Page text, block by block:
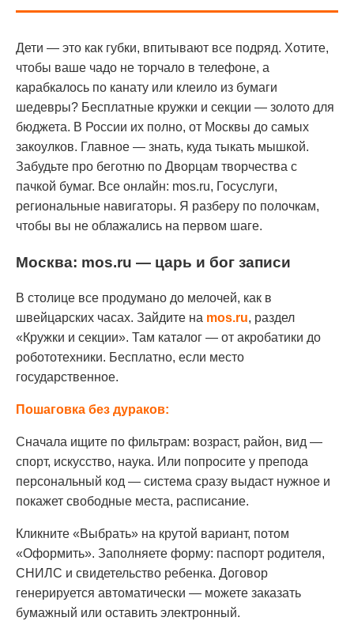
Дети — это как губки, впитывают все подряд. Хотите,
чтобы ваше чадо не торчало в телефоне, а
карабкалось по канату или клеило из бумаги
шедевры? Бесплатные кружки и секции — золото для
бюджета. В России их полно, от Москвы до самых
закоулков. Главное — знать, куда тыкать мышкой.
Забудьте про беготню по Дворцам творчества с
пачкой бумаг. Все онлайн: mos.ru, Госуслуги,
региональные навигаторы. Я разберу по полочкам,
чтобы вы не облажались на первом шаге.
Москва: mos.ru — царь и бог записи
В столице все продумано до мелочей, как в
швейцарских часах. Зайдите на mos.ru, раздел
«Кружки и секции». Там каталог — от акробатики до
робототехники. Бесплатно, если место
государственное.
Пошаговка без дураков:
Сначала ищите по фильтрам: возраст, район, вид —
спорт, искусство, наука. Или попросите у препода
персональный код — система сразу выдаст нужное и
покажет свободные места, расписание.
Кликните «Выбрать» на крутой вариант, потом
«Оформить». Заполняете форму: паспорт родителя,
СНИЛС и свидетельство ребенка. Договор
генерируется автоматически — можете заказать
бумажный или оставить электронный.